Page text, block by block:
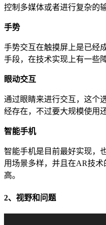
控制多媒体或者进行复杂的
手势
手势交互在触摸屏上是已经
手段，在技术实现上有一些
眼动交互
通过眼睛来进行交互，这个
经存在，不过要大规模使用
智能手机
智能手机是目前最好实现，
用场景多样，并且在AR技
高。
2、视野和问题